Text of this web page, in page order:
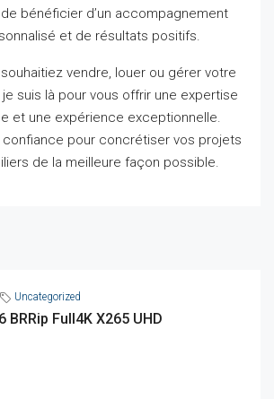
bénéficier d’un accompagnement
et de résultats positifs.
vendre, louer ou gérer votre
suis là pour vous offrir une expertise
et une expérience exceptionnelle.
confiance pour concrétiser vos projets
de la meilleure façon possible.
Uncategorized
BRRip Full4K X265 UHD